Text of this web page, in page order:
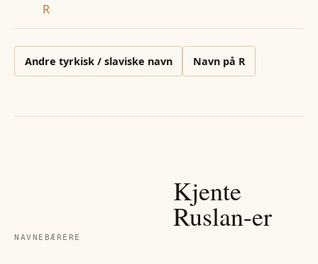
R
Andre tyrkisk / slaviske navn Navn på R
NAVNEBÆRERE
Kjente
Ruslan-er